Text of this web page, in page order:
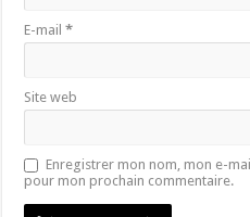
E-mail*
Site web
Enregistrer mon nom, mon e-
pour mon prochain commentaire.